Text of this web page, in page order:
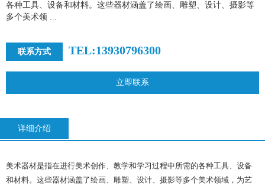
各种工具、设备和材料。这些器材涵盖了绘画、雕塑、设计、摄影等
多个美术领 ...
联系方式 TEL:13930796300
立即联系
详细介绍
美术器材是指在进行美术创作、教学和学习过程中所需的各种工具、设备
和材料。这些器材涵盖了绘画、雕塑、设计、摄影等多个美术领域，为艺